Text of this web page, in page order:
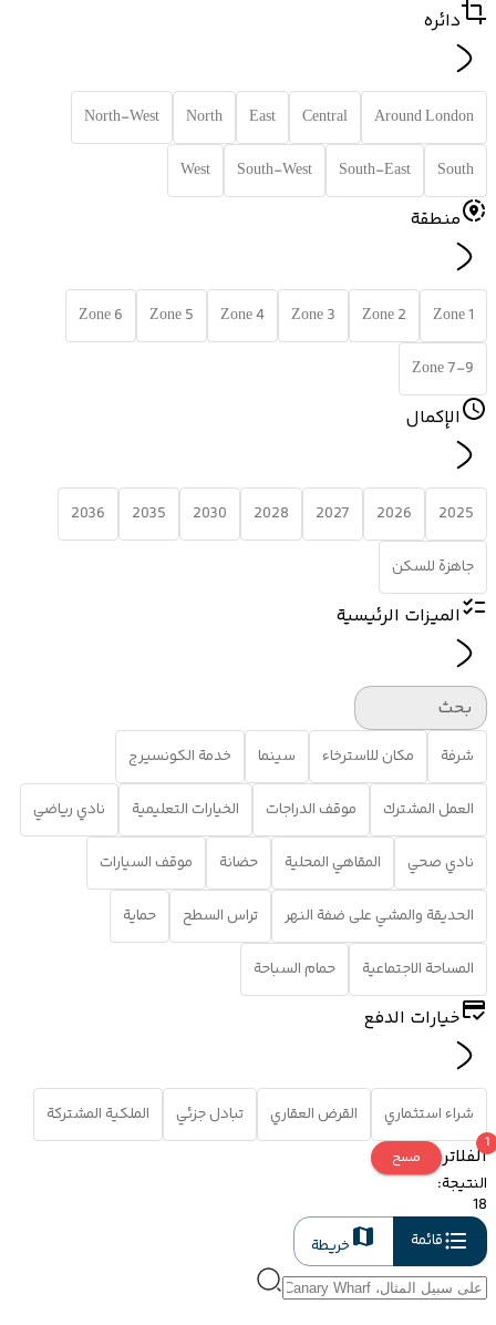
دائره
Around London
Central
East
North
North-West
South
South-East
South-West
West
منطقة
Zone 1
Zone 2
Zone 3
Zone 4
Zone 5
Zone 6
Zone 7-9
الإكمال
2025
2026
2027
2028
2030
2035
2036
جاهزة للسكن
الميزات الرئيسية
بحث
شرفة مكان للاسترخاء سينما خدمة الكونسيرج
العمل المشترك موقف الدراجات الخيارات التعليمية نادي رياضي
نادي صحي المقاهي المحلية حضانة موقف السيارات
الحديقة والمشي على ضفة النهر تراس السطح حماية
المساحة الاجتماعية حمام السباحة
خيارات الدفع
شراء استثماري القرض العقاري تبادل جزئي الملكية المشتركة
الفلاتر
1
مسح
النتيجة:
18
قائمة
خريطة